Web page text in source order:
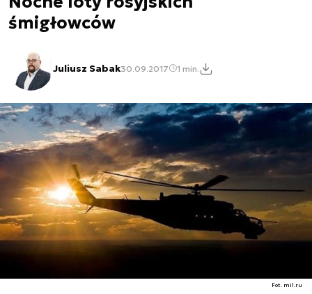
śmigłowców
Juliusz Sabak30.09.2017 1 min.
Fot. mil.ru